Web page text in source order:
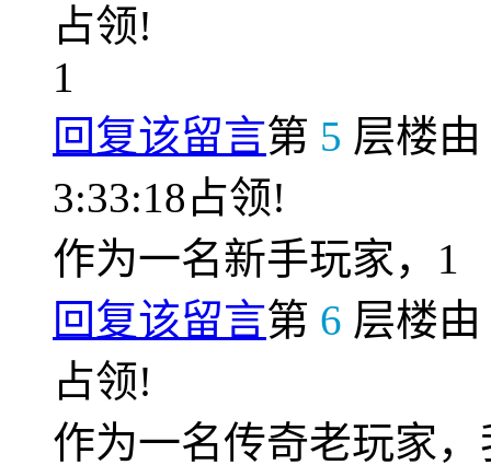
占领!
1
回复该留言第 5 层楼由
3:33:18占领!
作为一名新手玩家，1
回复该留言第 6 层楼由
占领!
作为一名传奇老玩家，